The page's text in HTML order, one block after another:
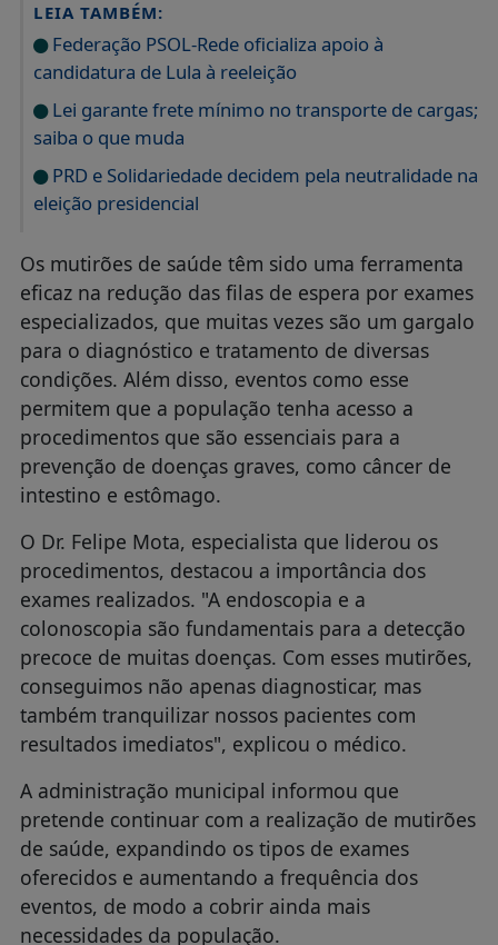
LEIA TAMBÉM:
Federação PSOL-Rede oficializa apoio à
candidatura de Lula à reeleição
Lei garante frete mínimo no transporte de cargas;
saiba o que muda
PRD e Solidariedade decidem pela neutralidade na
eleição presidencial
Os mutirões de saúde têm sido uma ferramenta
eficaz na redução das filas de espera por exames
especializados, que muitas vezes são um gargalo
para o diagnóstico e tratamento de diversas
condições. Além disso, eventos como esse
permitem que a população tenha acesso a
procedimentos que são essenciais para a
prevenção de doenças graves, como câncer de
intestino e estômago.
O Dr. Felipe Mota, especialista que liderou os
procedimentos, destacou a importância dos
exames realizados. "A endoscopia e a
colonoscopia são fundamentais para a detecção
precoce de muitas doenças. Com esses mutirões,
conseguimos não apenas diagnosticar, mas
também tranquilizar nossos pacientes com
resultados imediatos", explicou o médico.
A administração municipal informou que
pretende continuar com a realização de mutirões
de saúde, expandindo os tipos de exames
oferecidos e aumentando a frequência dos
eventos, de modo a cobrir ainda mais
necessidades da população.